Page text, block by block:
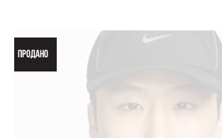
ПРОДАНО